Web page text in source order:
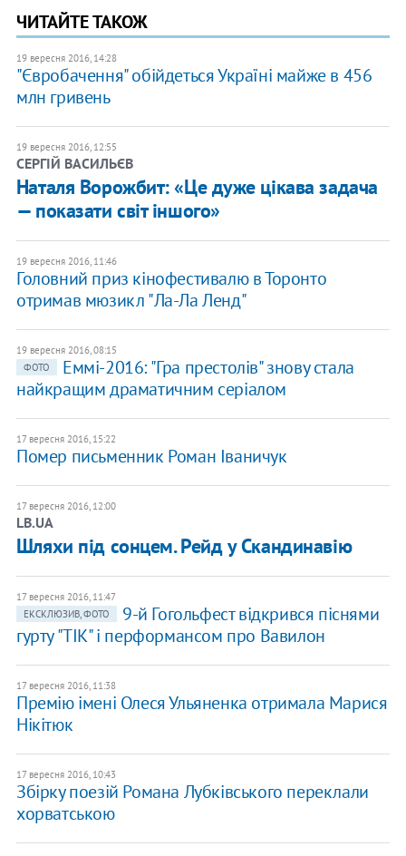
ЧИТАЙТЕ ТАКОЖ
19 вересня 2016, 14:28
"Євробачення" обійдеться Україні майже в 456
млн гривень
19 вересня 2016, 12:55
СЕРГІЙ ВАСИЛЬЄВ
Наталя Ворожбит: «Це дуже цікава задача
— показати світ іншого»
19 вересня 2016, 11:46
Головний приз кінофестивалю в Торонто
отримав мюзикл "Ла-Ла Ленд"
19 вересня 2016, 08:15
ФОТО
Еммі-2016: "Гра престолів" знову стала
найкращим драматичним серіалом
17 вересня 2016, 15:22
Помер письменник Роман Іваничук
17 вересня 2016, 12:00
LB.UA
Шляхи під сонцем. Рейд у Скандинавію
17 вересня 2016, 11:47
ЕКСКЛЮЗИВ, ФОТО
9-й Гогольфест відкрився піснями
гурту "ТІК" і перформансом про Вавилон
17 вересня 2016, 11:38
Премію імені Олеся Ульяненка отримала Марися
Нікітюк
17 вересня 2016, 10:43
Збірку поезій Романа Лубківського переклали
хорватською